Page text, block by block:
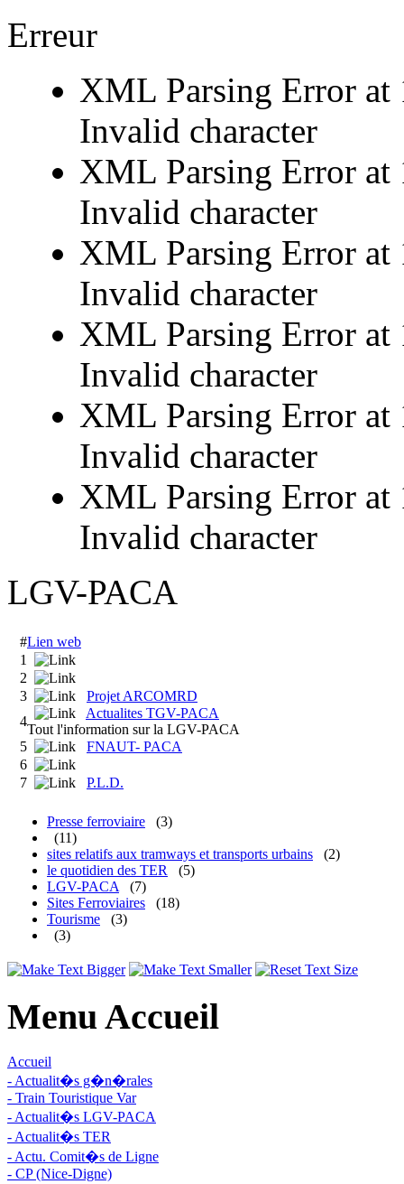
Erreur
XML Parsing Error at
Invalid character
XML Parsing Error at
Invalid character
XML Parsing Error at
Invalid character
XML Parsing Error at
Invalid character
XML Parsing Error at
Invalid character
XML Parsing Error at
Invalid character
LGV-PACA
#Lien web
1
2
3
Projet ARCOMRD
4
Actualites TGV-PACA
Tout l'information sur la LGV-PACA
5
FNAUT- PACA
6
7
P.L.D.
Presse ferroviaire
(3)
(11)
sites relatifs aux tramways et transports urbains
(2)
le quotidien des TER
(5)
LGV-PACA
(7)
Sites Ferroviaires
(18)
Tourisme
(3)
(3)
Menu Accueil
Accueil
- Actualit�s g�n�rales
- Train Touristique Var
- Actualit�s LGV-PACA
- Actualit�s TER
- Actu. Comit�s de Ligne
- CP (Nice-Digne)